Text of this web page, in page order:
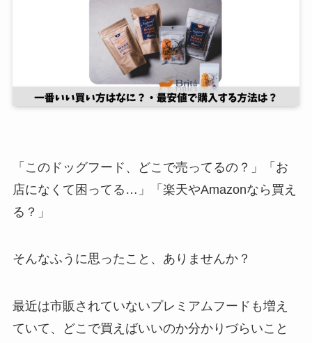
「このドッグフード、どこで売ってるの？」「お
店になくて困ってる…」「楽天やAmazonなら買え
る？」
そんなふうに思ったこと、ありませんか？
最近は市販されていないプレミアムフードも増え
ていて、どこで買えばいいのか分かりづらいこと